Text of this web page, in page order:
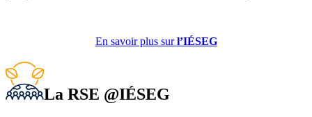
En savoir plus surl’IÉSEG
La RSE @IÉSEG